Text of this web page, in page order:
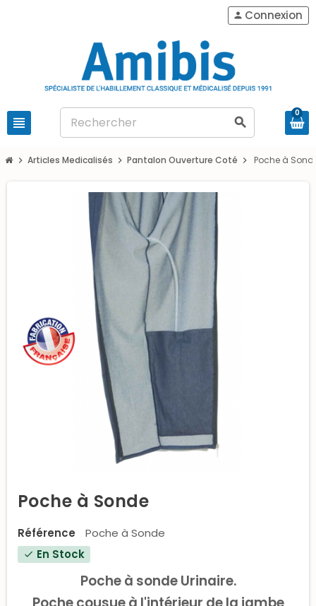
view_headline search
person Connexion
0
chevron_right Articles Medicalisés chevron_right Pantalon Ouverture Coté chevron_right Poche à
Poche à Sonde
Référence Poche à Sonde
check En Stock
Poche à sonde Urinaire.